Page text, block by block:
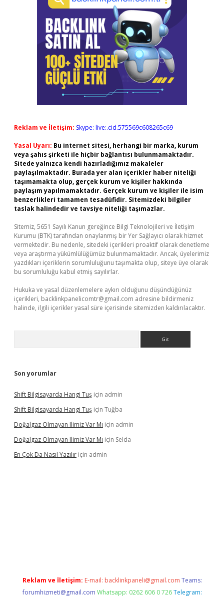
Reklam ve İletişim: Skype: live:.cid.575569c608265c69
Yasal Uyarı: Bu internet sitesi, herhangi bir marka, kurum
veya şahıs şirketi ile hiçbir bağlantısı bulunmamaktadır.
Sitede yalnızca kendi hazırladığımız makaleler
paylaşılmaktadır. Burada yer alan içerikler haber niteliği
taşımamakta olup, gerçek kurum ve kişiler hakkında
paylaşım yapılmamaktadır. Gerçek kurum ve kişiler ile isim
benzerlikleri tamamen tesadüfidir. Sitemizdeki bilgiler
taslak halindedir ve tavsiye niteliği taşımazlar.
Sitemiz, 5651 Sayılı Kanun gereğince Bilgi Teknolojileri ve İletişim
Kurumu (BTK) tarafından onaylanmış bir Yer Sağlayıcı olarak hizmet
vermektedir. Bu nedenle, sitedeki içerikleri proaktif olarak denetleme
veya araştırma yükümlülüğümüz bulunmamaktadır. Ancak, üyelerimiz
yazdıkları içeriklerin sorumluluğunu taşımakta olup, siteye üye olarak
bu sorumluluğu kabul etmiş sayılırlar.
Hukuka ve yasal düzenlemelere aykırı olduğunu düşündüğünüz
içerikleri, backlinkpanelicomtr@gmail.com adresine bildirmeniz
halinde, ilgili içerikler yasal süre içerisinde sitemizden kaldırılacaktır.
Son yorumlar
Shift Bilgisayarda Hangi Tuş için admin
Shift Bilgisayarda Hangi Tuş için Tuğba
Doğalgaz Olmayan Ilimiz Var Mı için admin
Doğalgaz Olmayan Ilimiz Var Mı için Selda
En Çok Da Nasıl Yazılır için admin
Reklam ve İletişim: E-mail: backlinkpaneli@gmail.com Teams:
forumhizmeti@gmail.com Whatsapp: 0262 606 0 726 Telegram: